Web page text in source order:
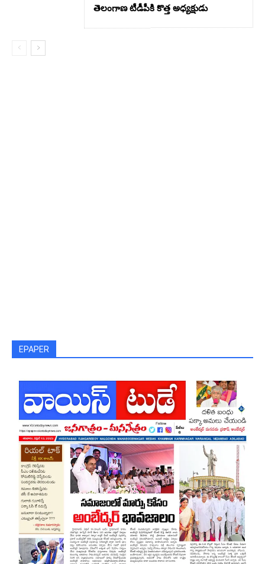
తెలంగాణ టీడీపీకి కొత్త అధ్యక్షుడు
EPAPER